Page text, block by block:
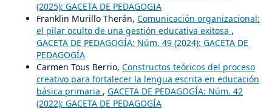
(2025): GACETA DE PEDAGOGIA
Franklin Murillo Therán, Comunicación organizacional:
el pilar oculto de una gestión educativa exitosa ,
GACETA DE PEDAGOGÍA: Núm. 49 (2024): GACETA DE
PEDAGOGÍA
Carmen Tous Berrio, Constructos teóricos del proceso
creativo para fortalecer la lengua escrita en educación
básica primaria , GACETA DE PEDAGOGÍA: Núm. 42
(2022): GACETA DE PEDAGOGÍA